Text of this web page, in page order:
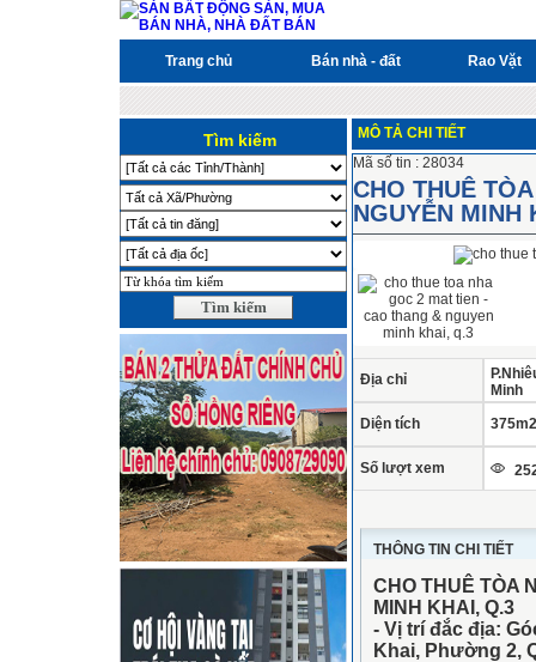
Trang chủ Bán nhà - đất Rao Vặt
Tìm kiếm MÔ TẢ CHI TIẾT
Mã số tin : 28034
CHO THUÊ
NGUYỄN MINH
Địa chỉ
Minh
Diện tích
375m2
Số lượt xem
THÔNG TIN CHI TIẾT
CHO THUÊ TÒA
MINH KHAI, Q.3
- Vị trí đắc địa:
Khai, Phường 2,